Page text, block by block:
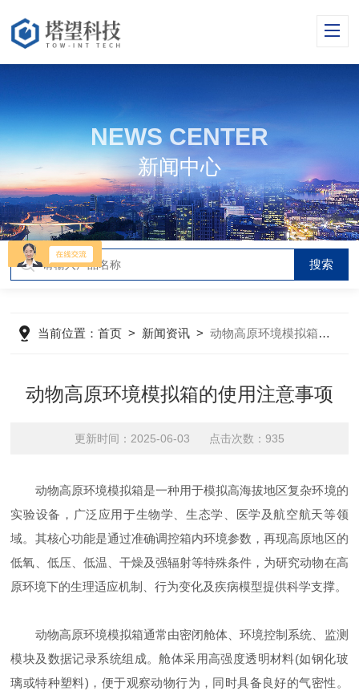
NEWS CENTER
新闻中心
当前位置：首页 > 新闻资讯 >动物高原环境模拟箱的使用注意事项
动物高原环境模拟箱的使用注意事项
更新时间：2025-06-03 点击次数：935
动物高原环境模拟箱是一种用于模拟高海拔地区复杂环境的
实验设备，广泛应用于生物学、生态学、医学及航空航天等领
域。其核心功能是通过准确调控箱内环境参数，再现高原地区的
低氧、低压、低温、干燥及强辐射等特殊条件，为研究动物在高
原环境下的生理适应机制、行为变化及疾病模型提供科学支撑。
动物高原环境模拟箱通常由密闭舱体、环境控制系统、监测
模块及数据记录系统组成。舱体采用高强度透明材料(如钢化玻
璃或特种塑料)，便于观察动物行为，同时具备良好的气密性。